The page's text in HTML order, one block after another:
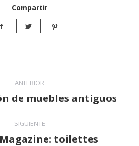
Compartir
Share
Share
ANTERIOR
Publicación
de muebles antiguos
SIGUIENTE
Publicacióntoilettes